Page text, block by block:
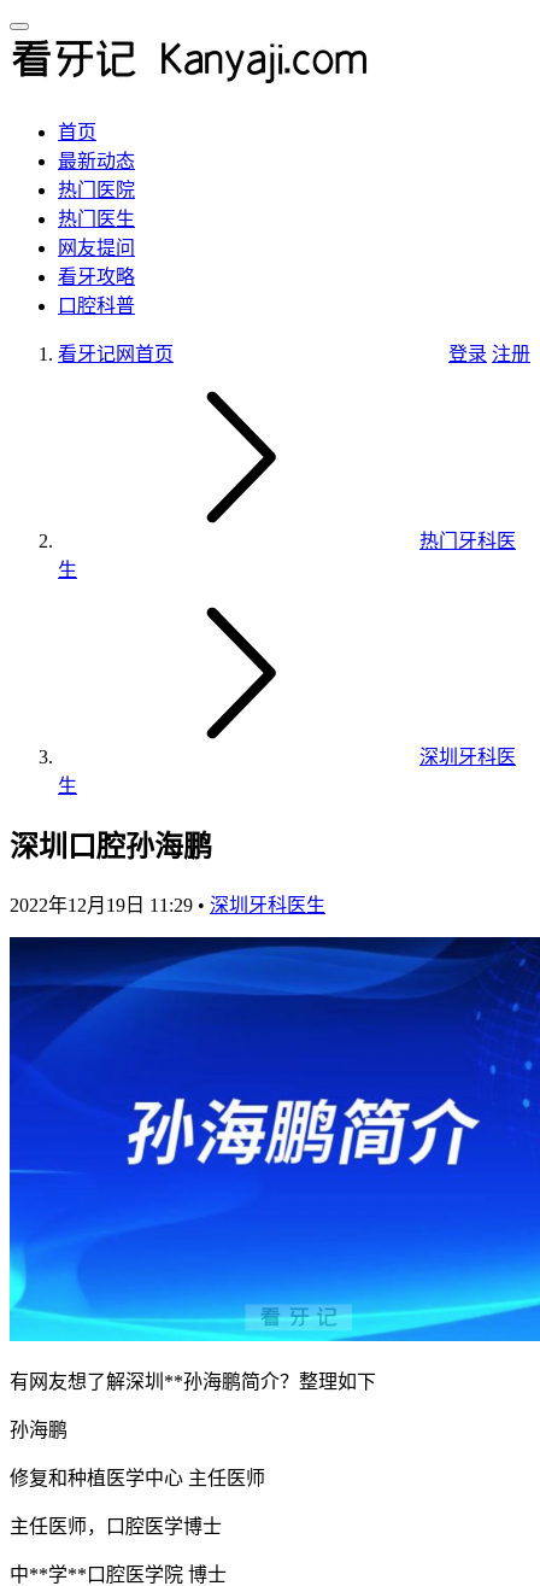
首页
最新动态
热门医院
热门医生
网友提问
看牙攻略
口腔科普
登录 注册
看牙记网首页
热门牙科医
生
深圳牙科医
生
深圳口腔孙海鹏
2022年12月19日 11:29 • 深圳牙科医生
有网友想了解深圳**孙海鹏简介？整理如下
孙海鹏
修复和种植医学中心 主任医师
主任医师，口腔医学博士
中**学**口腔医学院 博士